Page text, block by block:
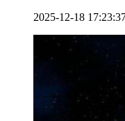
2025-12-18